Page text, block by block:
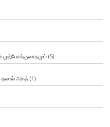
(5)
தலால் அசத் (1)